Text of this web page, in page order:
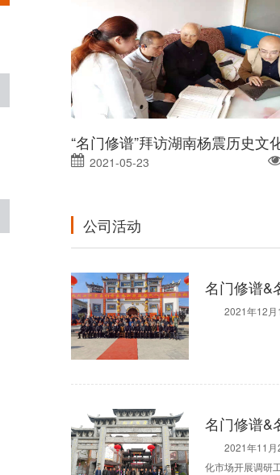
2021-05-23
公司活动
名门修谱&
2021年12月19
名门修谱&
2021年11月27
化市场开展调研